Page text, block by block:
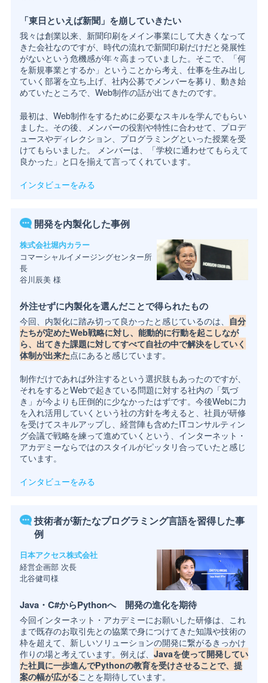
「東日といえば新聞」を崩していきたい
我々は創業以来、新聞印刷をメイン事業にして大きくなって
きた会社なのですが、時代の流れで新聞印刷だけだと発展性
がないという危機感が年々高まっていました。そこで、「何
を新規事業とするか」ということから考え、仕事を生み出し
ていく部署を立ち上げ、社内公募でメンバーを募り、動き始
めていたところで、Web制作の話が出てきたのです。
最初は、Web制作をするために必要なスキルを学んでもらい
ました。その後、メンバーの役割や特性に合わせて、プロデ
ュースやディレクション、プログラミングといった授業を受
けてもらいました。 メンバーは、「学校に通わせてもらえて
良かった」と口を揃えて言ってくれています。
インタビューをみる
開発を内製化した事例
株式会社堀内カラー
コマーシャルイメージングセンター所
長
谷川辰美 様
外注せずに内製化を選んだことで得られたもの
今回、内製化に踏み切って良かったと感じているのは、
自分
たちが定めたWeb戦略に対し、能動的に行動を起こしなが
ら、出てきた課題に対してすべて自社の中で解決をしていく
体制が出来た点にあると感じています。
制作だけであれば外注するという選択肢もあったのですが、
それをするとWebで起きている問題に対する社内の「気づ
き」が今よりも圧倒的に少なかったはずです。今後Webに力
を入れ活用していくという社の方針を考えると、社員が研修
を受けてスキルアップし、経営陣も含めたITコンサルティン
グ会議で戦略を練って進めていくという、インターネット・
アカデミーならではのスタイルがピッタリ合っていたと感じ
ています。
インタビューをみる
技術者が新たなプログラミング言語を習得した事
例
日本アクセス株式会社
経営企画部 次長
北谷健司様
Java・C#からPythonへ 開発の進化を期待
今回インターネット・アカデミーにお願いした研修は、これ
まで既存のお取引先との協業で身につけてきた知識や技術の
枠を超えて、新しいソリューションの開発に繋がるきっかけ
作りの場と考えています。例えば、 Javaを使って開発してい
た社員に一歩進んでPythonの教育を受けさせることで、提
案の幅が広がることを期待しています。